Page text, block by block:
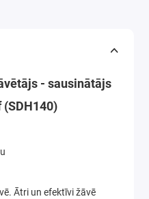
- sausinātājs
(SDH140)
Ātri un efektīvi žāvē